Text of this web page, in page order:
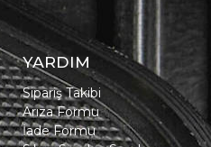
YARDIM
Sipariş Takibi
Arıza Formu
İade Formu